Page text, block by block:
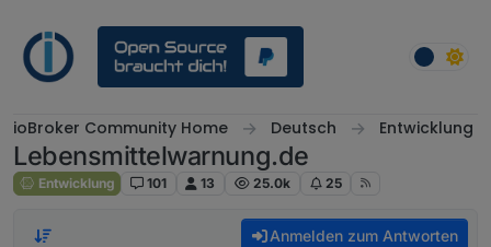
ioBroker Community Home Deutsch Entwicklung
Lebensmittelwarnung.de
Entwicklung 101 13 25.0k 25
Anmelden zum Antworten